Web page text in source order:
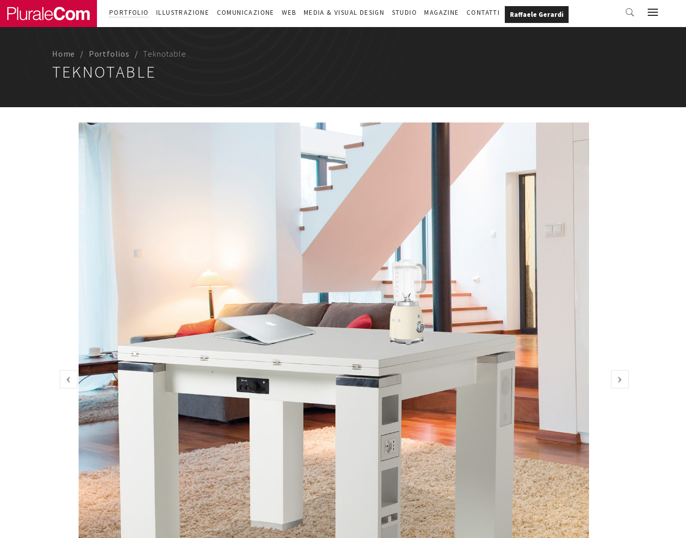
PORTFOLIO ILLUSTRAZIONE COMUNICAZIONE WEB MEDIA & VISUAL DESIGN STUDIO MAGAZINE CONTATTI Raffaele Gerardi
Home Portfolios Teknotable
TEKNOTABLE